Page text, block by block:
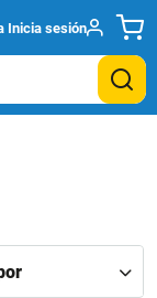
Inicia sesión